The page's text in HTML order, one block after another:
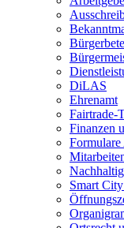
DiLAS
Ehrenamt
Fairtrade-
Finanzen
Smart